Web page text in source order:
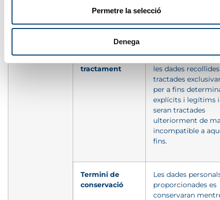
Permetre la selecció
Denega
consultors.cat
Descripció de la
finalitat del
tractament
limitació de la
les dades
tractades
per a fins
explícits i legítims
seran tractades
ulteriorment de
incompatible a
fins.
Termini de
conservació
Les dades
proporcionades es
conservaran